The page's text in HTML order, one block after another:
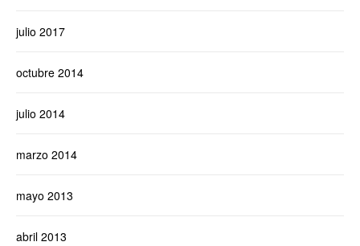
julio 2017
octubre 2014
julio 2014
marzo 2014
mayo 2013
abril 2013